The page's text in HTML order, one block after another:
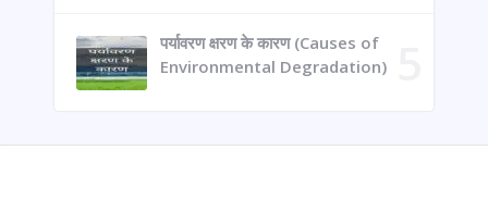
पर्यावरण क्षरण के कारण (Causes of
Environmental Degradation)